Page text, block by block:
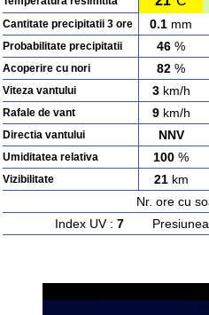
Cantitate precipitatii 3 ore 0.1 mm
Probabilitate precipitatii 46 %
Acoperire cu nori 82 %
Viteza vantului 3km/h
Rafale de vant 9km/h
Directia vantului NNV
Umiditatea relativa 100 %
Vizibilitate 21km
Nr. ore cu
Index UV : 7Presiunea